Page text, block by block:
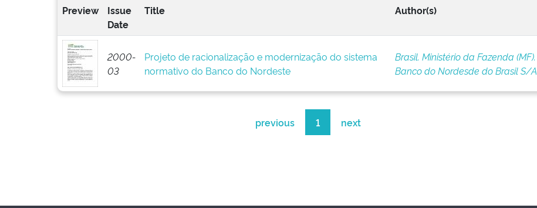
Preview
Issue
Date
Title Author(s)
2000-
03
Projeto de racionalização e modernização do sistema
normativo do Banco do Nordeste
Brasil. Ministério da Fazenda (MF).
Banco do Nordesde do Brasil S/A
previous 1 next